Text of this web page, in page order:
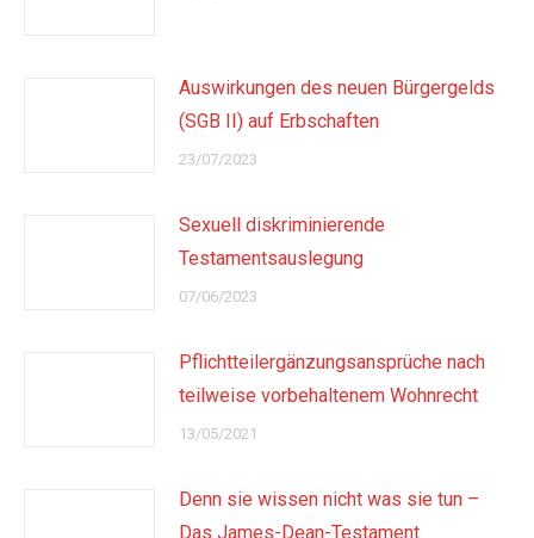
Auswirkungen des neuen Bürgergelds
(SGB II) auf Erbschaften
23/07/2023
Sexuell diskriminierende
Testamentsauslegung
07/06/2023
Pflichtteilergänzungsansprüche nach
teilweise vorbehaltenem Wohnrecht
13/05/2021
Denn sie wissen nicht was sie tun –
Das James-Dean-Testament